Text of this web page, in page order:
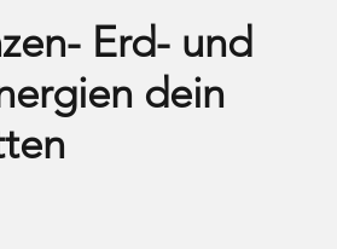
Erd- und
dein